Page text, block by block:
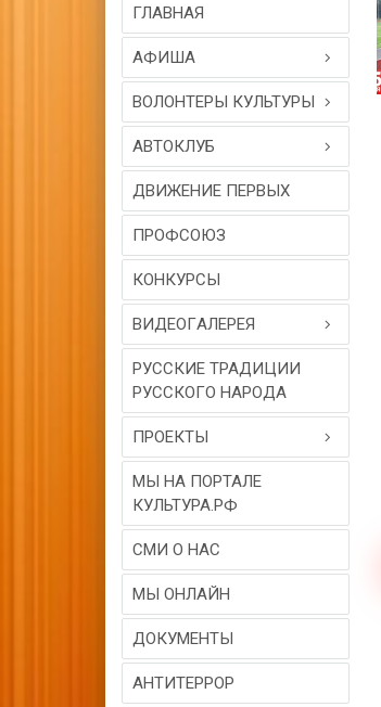
ГЛАВНАЯ
АФИША
ВОЛОНТЕРЫ КУЛЬТУРЫ
АВТОКЛУБ
ДВИЖЕНИЕ ПЕРВЫХ
ПРОФСОЮЗ
КОНКУРСЫ
ВИДЕОГAЛЕРЕЯ
РУССКИЕ ТРАДИЦИИ
РУССКОГО НАРОДА
ПРОЕКТЫ
МЫ НА ПОРТАЛЕ
КУЛЬТУРА.РФ
СМИ О НАС
МЫ ОНЛАЙН
ДОКУМЕНТЫ
АНТИТЕРРОР